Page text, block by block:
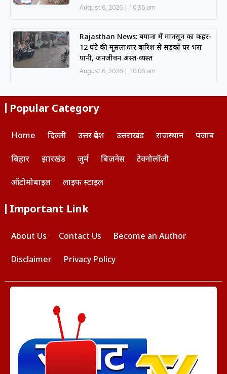
August 6, 2026 10:36 am
Rajasthan News: बयाना में मानसून का कहर-
12 घंटे की मूसलाधार बारिश से सड़कों पर भरा
पानी, जनजीवन अस्त-व्यस्त
August 6, 2026 10:06 am
Popular Category
Home दिल्ली उत्तर प्रदेश उत्तराखंड राजस्थान पंजाब
बिहार झारखंड जुर्म बिज़नेस टेक्नोलॉजी
ऑटोमोबाइल लाइफ स्टाइल
Important Link
About Us Contact Us Become an Author
Disclaimer Privacy Policy